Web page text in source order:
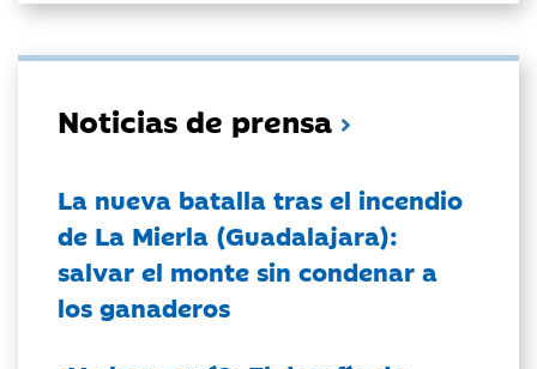
Noticias de prensa
La nueva batalla tras el incendio
de La Mierla (Guadalajara):
salvar el monte sin condenar a
los ganaderos